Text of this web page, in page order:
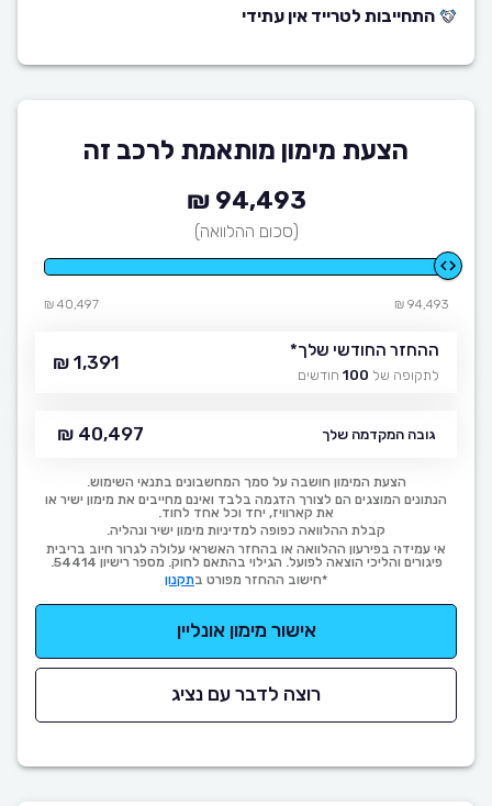
התחייבות לטרייד אין עתידי
הצעת מימון מותאמת לרכב זה
94,493 ₪
(סכום ההלוואה)
94,493 ₪
40,497 ₪
ההחזר החודשי שלך*
לתקופה של 100 חודשים
1,391 ₪
גובה המקדמה שלך 40,497 ₪
הצעת המימון חושבה על סמך המחשבונים בתנאי השימוש.
הנתונים המוצגים הם לצורך הדגמה בלבד ואינם מחייבים את מימון ישיר או
את קארוויז, יחד וכל אחד לחוד.
קבלת ההלוואה כפופה למדיניות מימון ישיר ונהליה.
אי עמידה בפירעון ההלוואה או בהחזר האשראי עלולה לגרור חיוב בריבית
פיגורים והליכי הוצאה לפועל. הגילוי בהתאם לחוק. מספר רישיון 54414.
*חישוב ההחזר מפורט בתקנון
אישור מימון אונליין
רוצה לדבר עם נציג